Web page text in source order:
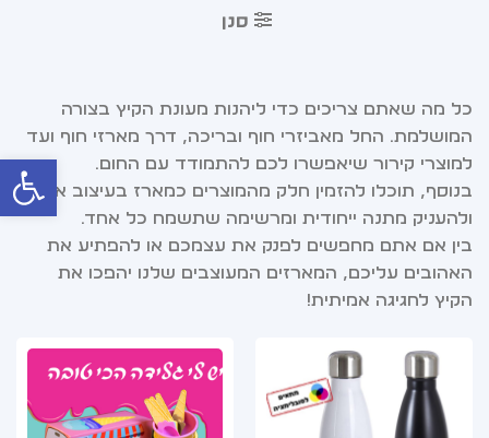
פתח
סנן
כל מה שאתם צריכים כדי ליהנות מעונת הקיץ בצורה
המושלמת. החל מאביזרי חוף ובריכה, דרך מארזי חוף ועד
למוצרי קירור שיאפשרו לכם להתמודד עם החום.
בנוסף, תוכלו להזמין חלק מהמוצרים כמארז בעיצוב אישי,
ולהעניק מתנה ייחודית ומרשימה שתשמח כל אחד.
בין אם אתם מחפשים לפנק את עצמכם או להפתיע את
האהובים עליכם, המארזים המעוצבים שלנו יהפכו את
הקיץ לחגיגה אמיתית!